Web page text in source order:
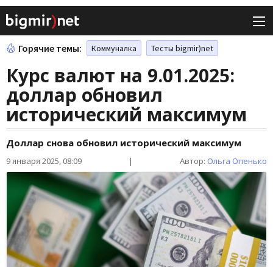
Горячие темы: Коммуналка Тесты bigmir)net
Курс валют на 9.01.2025:
доллар обновил
исторический максимум
Доллар снова обновил исторический максимум
9 января 2025, 08:09 | Автор: Ольга Опенько